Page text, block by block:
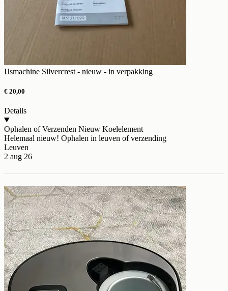
IJsmachine Silvercrest - nieuw - in verpakking
€ 20,00
Details
Ophalen of Verzenden Nieuw Koelelement
Helemaal nieuw! Ophalen in leuven of verzending
Leuven
2 aug 26